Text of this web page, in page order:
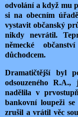
odvolání a když mu
si na obecním
vystavit občanský
nikdy nevrátil.
německé
důchodcem.
Dramatičtější byl
odsouzeného
nadělila v
bankovní loupeži
zrušil a vrátil věc